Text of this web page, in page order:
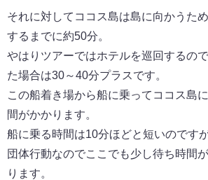
それに対してココス島は島に向かうた
するまでに約50分。
やはりツアーではホテルを巡回するの
た場合は30～40分プラスです。
この船着き場から船に乗ってココス島
間がかかります。
船に乗る時間は10分ほどと短いのです
団体行動なのでここでも少し待ち時間
ります。